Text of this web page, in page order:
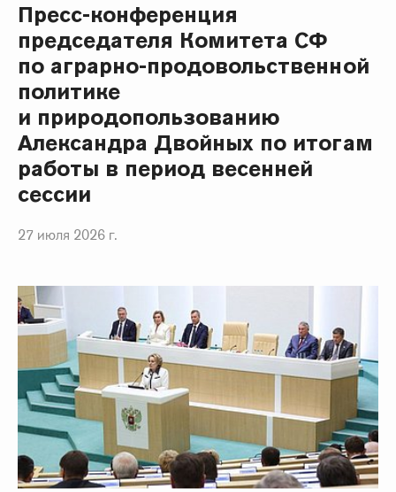
Пресс-конференция
председателя Комитета СФ
по аграрно-продовольственной
политике
и природопользованию
Александра Двойных по итогам
работы в период весенней
сессии
27 июля 2026 г.